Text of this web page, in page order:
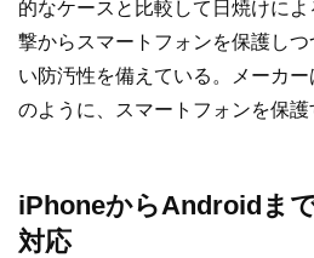
的なケースと比較して日焼けに
撃からスマートフォンを保護し
い防汚性を備えている。メーカ
のように、スマートフォンを保護
iPhoneからAndroidま
対応